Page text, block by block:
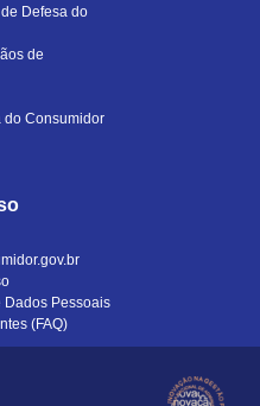
Defesa do
de
do Consumidor
Dados Pessoais
(FAQ)